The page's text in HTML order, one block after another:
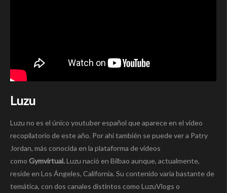
Luzu
Luzu no es el único youtuber español que aparece en el vídeo
recopilatorio de este año. Por ahí también se puede ver a Patry
Jordan, más conocida en la plataforma de vídeos
como Gymvirtual.Luzu nació en Bilbao aunque, actualmente,
reside en Los Ángeles, California. Su contenido varia bastante de
temática, con dos canales distintos como LuzuVlogs o